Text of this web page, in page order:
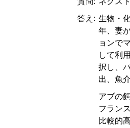
答え: 生物・
年、妻
ョンで
して利
択し、
出、魚
アブの
フラン
比較的